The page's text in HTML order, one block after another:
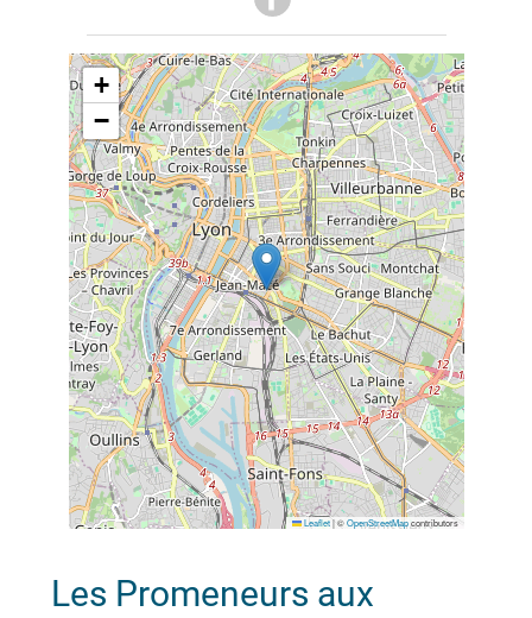
+
−
Leaflet |©OpenStreetMapcontributors
Les Promeneurs aux